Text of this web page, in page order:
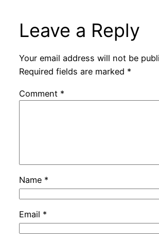
Leave a Reply
Your email address will not be
Required fields are marked *
Comment *
Name *
Email *